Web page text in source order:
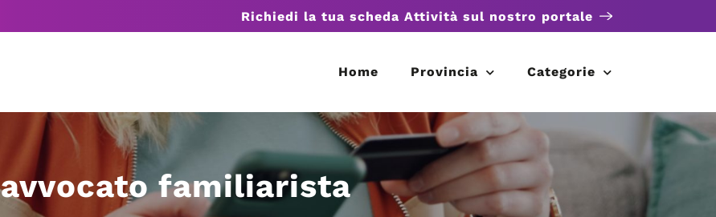
Richiedi la tua scheda Attività sul nostro portale
Home Provincia Categorie
avvocato familiarista